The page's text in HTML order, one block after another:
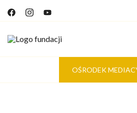
do
Fundacja 4 KROKI
Tworzymy świat oparty na
kontakcie
OŚRODEK